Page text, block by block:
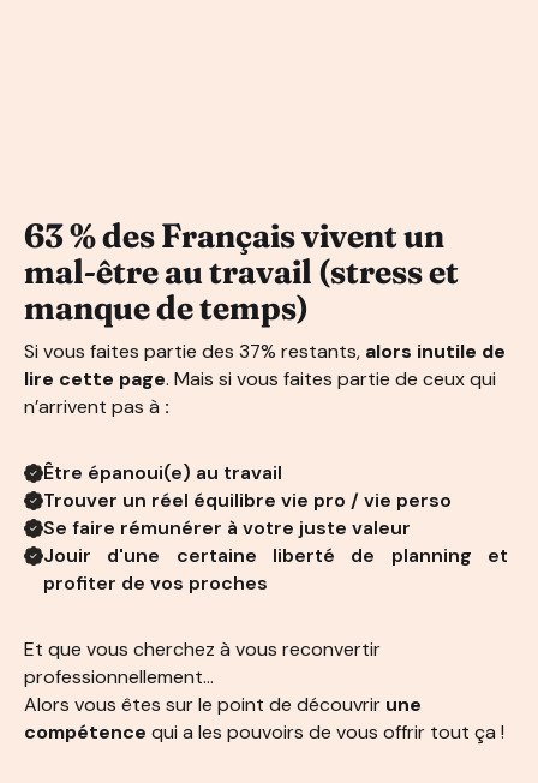
63 % des Français vivent un
mal-être au travail (stress et
manque de temps)
Si vous faites partie des 37% restants, alors inutile de
lire cette page. Mais si vous faites partie de ceux qui
n’arrivent pas à :
Être épanoui(e) au travail
Trouver un réel équilibre vie pro / vie perso
Se faire rémunérer à votre juste valeur
Jouir d'une certaine liberté de planning et
profiter de vos proches
Et que vous cherchez à vous reconvertir
professionnellement…
Alors vous êtes sur le point de découvrir une
compétence qui a les pouvoirs de vous offrir tout ça !